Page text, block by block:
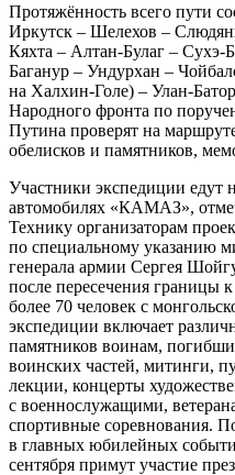
Протяжённость всего пути
Иркутск – Шелехов –
Кяхта – Алтан-Булаг – Сухэ-
Баганур – Ундурхан –
на Халхин-Голе) – Улан-
Народного фронта по
Путина проверят на
обелисков и памятников,
Участники экспедиции едут
автомобилях «КАМАЗ»,
Технику организаторам
по специальному указанию
генерала армии Сергея
после пересечения границы
более 70 человек с
экспедиции включает
памятников воинам,
воинских частей, митинги,
лекции, концерты
с военнослужащими,
спортивные соревнования.
в главных юбилейных
сентября примут участие